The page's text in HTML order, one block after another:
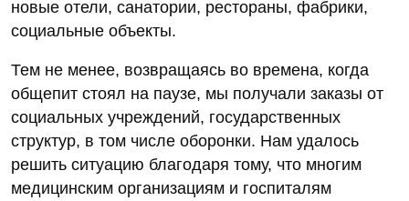
новые отели, санатории, рестораны, фабрики,
социальные объекты.
Тем не менее, возвращаясь во времена, когда
общепит стоял на паузе, мы получали заказы от
социальных учреждений, государственных
структур, в том числе оборонки. Нам удалось
решить ситуацию благодаря тому, что многим
медицинским организациям и госпиталям